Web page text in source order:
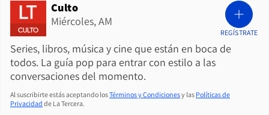
Culto
Miércoles, AM
Series, libros, música y cine que están en boca de
todos. La guía pop para entrar con estilo a las
conversaciones del momento.
REGÍSTRATE
Al suscribirte estás aceptando losTérminos y Condicionesy las Políticas de
Privacidad de La Tercera.